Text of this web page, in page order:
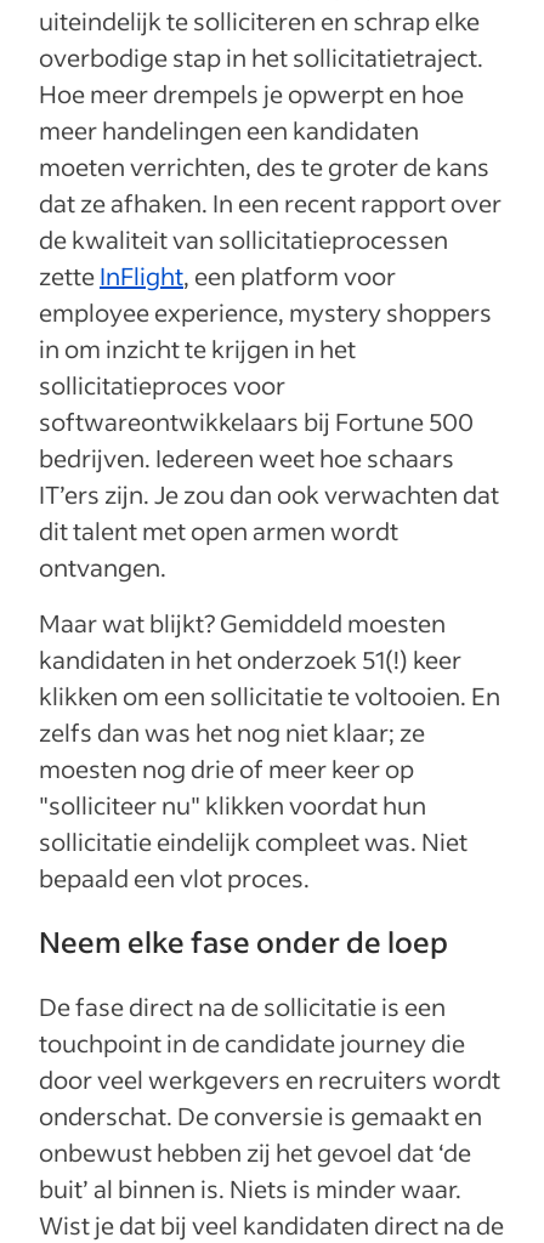
uiteindelijk te solliciteren en schrap elke
overbodige stap in het sollicitatietraject.
Hoe meer drempels je opwerpt en hoe
meer handelingen een kandidaten
moeten verrichten, des te groter de kans
dat ze afhaken. In een recent rapport over
de kwaliteit van sollicitatieprocessen
zetteInFlight, een platform voor
employee experience, mystery shoppers
in om inzicht te krijgen in het
sollicitatieproces voor
softwareontwikkelaars bij Fortune 500
bedrijven. Iedereen weet hoe schaars
IT’ers zijn. Je zou dan ook verwachten dat
dit talent met open armen wordt
ontvangen.
Maar wat blijkt? Gemiddeld moesten
kandidaten in het onderzoek 51(!) keer
klikken om een sollicitatie te voltooien. En
zelfs dan was het nog niet klaar; ze
moesten nog drie of meer keer op
"solliciteer nu" klikken voordat hun
sollicitatie eindelijk compleet was. Niet
bepaald een vlot proces.
Neem elke fase onder de loep
De fase direct na de sollicitatie is een
touchpoint in de candidate journey die
door veel werkgevers en recruiters wordt
onderschat. De conversie is gemaakt en
onbewust hebben zij het gevoel dat ‘de
buit’ al binnen is. Niets is minder waar.
Wist je dat bij veel kandidaten direct na de